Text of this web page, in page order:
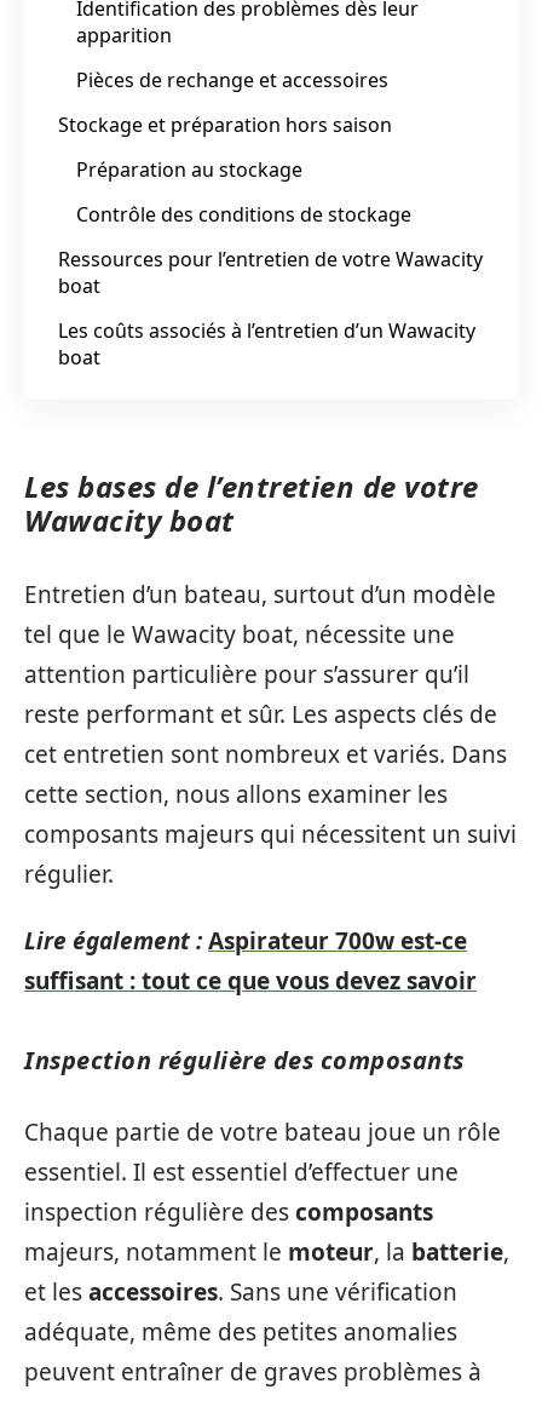
Identification des problèmes dès leur
apparition
Pièces de rechange et accessoires
Stockage et préparation hors saison
Préparation au stockage
Contrôle des conditions de stockage
Ressources pour l’entretien de votre Wawacity
boat
Les coûts associés à l’entretien d’un Wawacity
boat
Les bases de l’entretien de votre
Wawacity boat
Entretien d’un bateau, surtout d’un modèle
tel que le Wawacity boat, nécessite une
attention particulière pour s’assurer qu’il
reste performant et sûr. Les aspects clés de
cet entretien sont nombreux et variés. Dans
cette section, nous allons examiner les
composants majeurs qui nécessitent un suivi
régulier.
Lire également :Aspirateur 700w est-ce
suffisant : tout ce que vous devez savoir
Inspection régulière des composants
Chaque partie de votre bateau joue un rôle
essentiel. Il est essentiel d’effectuer une
inspection régulière descomposants
majeurs, notamment le moteur, la batterie,
et lesaccessoires. Sans une vérification
adéquate, même des petites anomalies
peuvent entraîner de graves problèmes à